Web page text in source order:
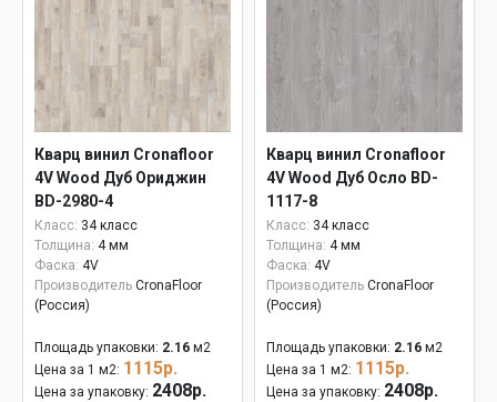
Кварц винил Cronafloor
4V Wood Дуб Ориджин
BD-2980-4
Класс: 34 класс
Толщина: 4 мм
Фаска: 4V
Производитель CronaFloor
(Россия)
Площадь упаковки: 2.16 м2
Цена за 1 м2: 1115р.
Цена за упаковку: 2408р.
Кварц винил Cronafloor
4V Wood Дуб Осло BD-
1117-8
Класс: 34 класс
Толщина: 4 мм
Фаска: 4V
Производитель CronaFloor
(Россия)
Площадь упаковки: 2.16 м2
Цена за 1 м2: 1115р.
Цена за упаковку: 2408р.